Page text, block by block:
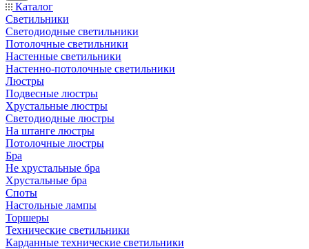
Каталог
Светильники
Светодиодные светильники
Потолочные светильники
Настенные светильники
Настенно-потолочные светильники
Люстры
Подвесные люстры
Хрустальные люстры
Светодиодные люстры
На штанге люстры
Потолочные люстры
Бра
Не хрустальные бра
Хрустальные бра
Споты
Настольные лампы
Торшеры
Технические светильники
Карданные технические светильники